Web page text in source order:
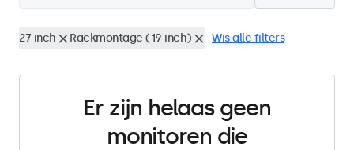
27 inch Rackmontage (19 inch) Wis alle filters
Er zijn helaas geen
monitoren die